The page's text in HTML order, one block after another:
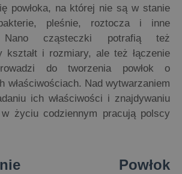
powłoka, na której nie są w stanie
pleśnie, roztocza i inne
Nano cząsteczki potrafią też
kształt i rozmiary, ale też łączenie
do tworzenia powłok o
właściwościach. Nad wytwarzaniem
ich właściwości i znajdywaniu
życiu codziennym pracują polscy
Powłok